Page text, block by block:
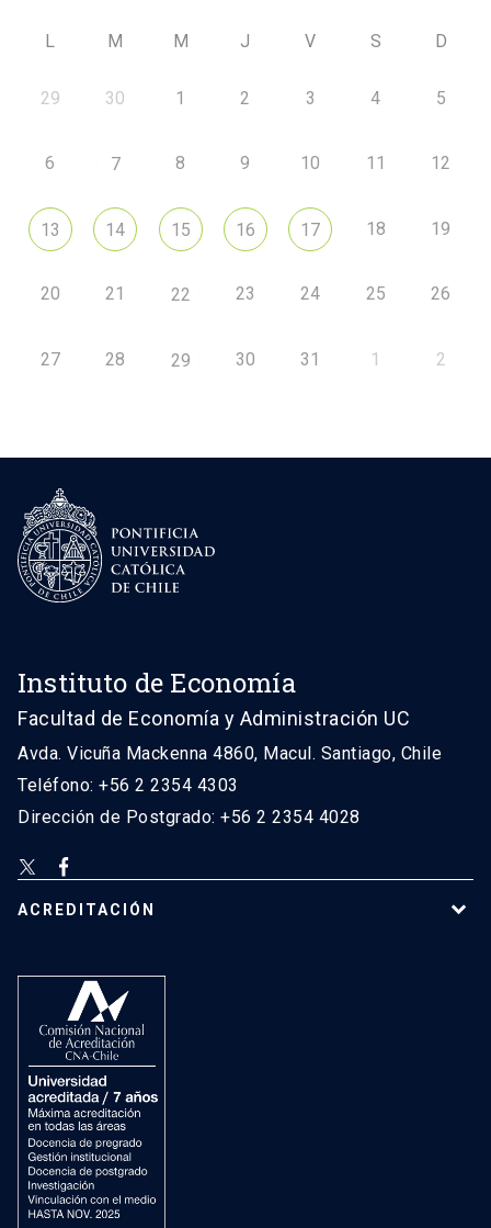
L M M J V S D
29 30 1 2 3 4 5
6 7 8 9 10 11 12
13 14 15 16 17 18 19
20 21 22 23 24 25 26
27 28 29 30 31 1 2
Instituto de Economía
Facultad de Economía y Administración UC
Avda. Vicuña Mackenna 4860, Macul. Santiago, Chile
Teléfono: +56 2 2354 4303
Dirección de Postgrado: +56 2 2354 4028
ACREDITACIÓN